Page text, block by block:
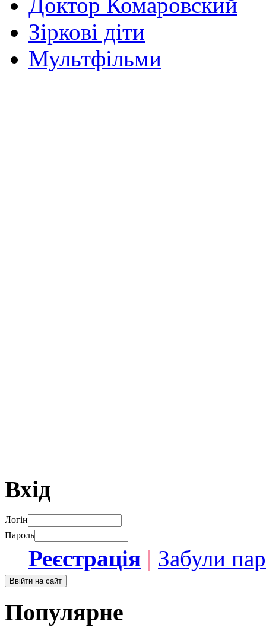
Зіркові діти
Мультфільми
Вхід
Логін
Пароль
Реєстрація | Забули
Популярне